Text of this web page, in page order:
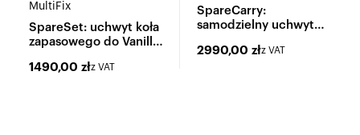
MultiFix
SpareSet: uchwyt koła
zapasowego do Vanilla
1490,00 złz VAT
SpareCarry:
samodzielny uchwyt
2990,00 złz VAT